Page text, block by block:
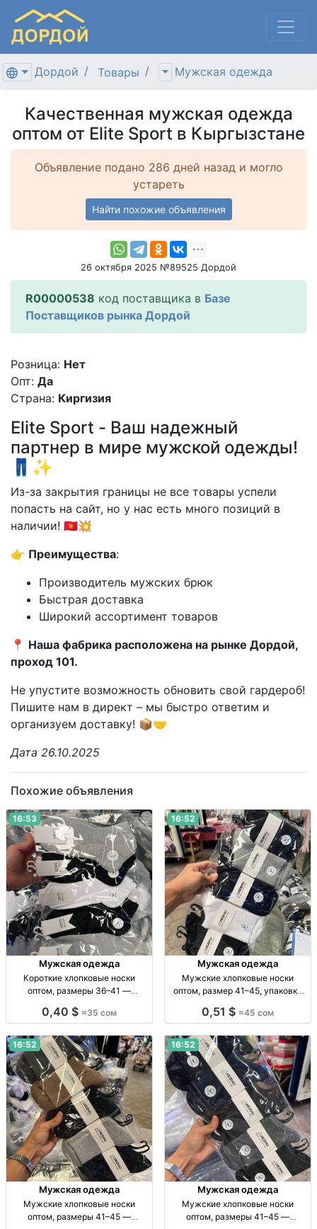
Дордой Товары Мужская одежда
Качественная мужская одежда
оптом от Elite Sport в Кыргызстане
Объявление подано 286 дней назад и могло
устареть
Найти похожие объявления
26 октября 2025 №89525 Дордой
R00000538 код поставщика в Базе
Поставщиков рынка Дордой
Розница: Нет
Опт: Да
Страна: Киргизия
Elite Sport - Ваш надежный
партнер в мире мужской одежды!
👖✨
Из-за закрытия границы не все товары успели
попасть на сайт, но у нас есть много позиций в
наличии! 🇰🇬💥
👉 Преимущества:
Производитель мужских брюк
Быстрая доставка
Широкий ассортимент товаров
📍 Наша фабрика расположена на рынке Дордой,
проход 101.
Не упустите возможность обновить свой гардероб!
Пишите нам в директ – мы быстро ответим и
организуем доставку! 📦🤝
Дата 26.10.2025
Похожие объявления
16:53
Мужская одежда
Короткие хлопковые носки
оптом, размеры 36–41 —
носки, р-р 36–41, однотонные, уп.
0,40 $ ≈35 сом
16:52
Мужская одежда
Мужские хлопковые носки
оптом, размер 41–45, упаковка
41–45, уп. 10 шт., опт.
0,51 $ ≈45 сом
16:52
Мужская одежда
Мужские хлопковые носки
оптом, размеры 41–45 —
16:52
Мужская одежда
Мужские хлопковые носки
оптом, размеры 41–45 —